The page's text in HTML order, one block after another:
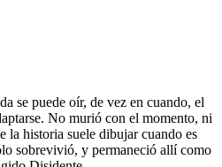
se puede oír, de vez en cuando, el
No murió con el momento, ni
la historia suele dibujar cuando es
sobrevivió, y permaneció allí como